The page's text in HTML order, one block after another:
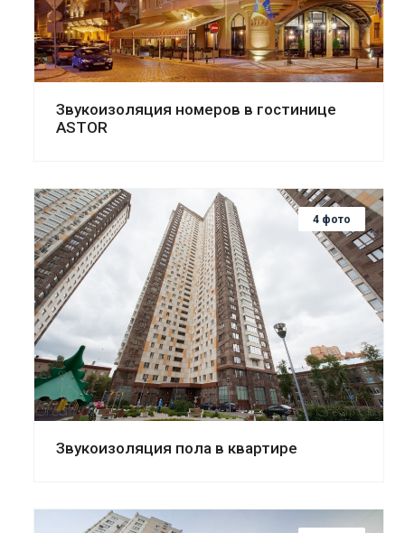
Звукоизоляция номеров в гостинице
ASTOR
4 фото
Смотреть проект
Звукоизоляция пола в квартире